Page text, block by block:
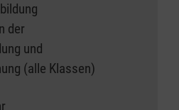
der
und
(alle Klassen)